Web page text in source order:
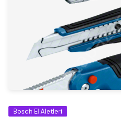
Bosch El Aletleri